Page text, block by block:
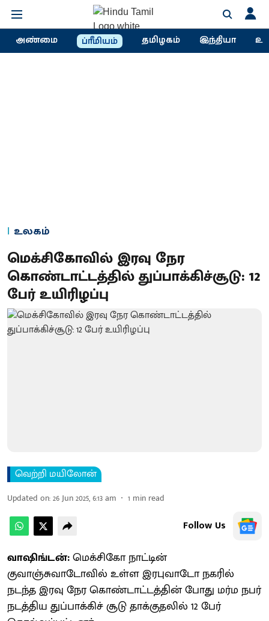
அண்மை ப்ரீமியம் தமிழகம் இந்தியா
உலகம்
மெக்சிகோவில் இரவு நேர
கொண்டாட்டத்தில் துப்பாக்கிச்சூடு: 12
பேர் உயிரிழப்பு
வெற்றி மயிலோன்
Updated on:26 Jun 2025, 6:13 am 1 min read
Follow Us
வாஷிங்டன்:மெக்சிகோ நாட்டின்
குவாஞ்சுவாடோவில் உள்ள இரபுவாடோ நகரில்
நடந்த இரவு நேர கொண்டாட்டத்தின் போது மர்ம நபர்
நடத்திய துப்பாக்கிச் சூடு தாக்குதலில் 12 பேர்